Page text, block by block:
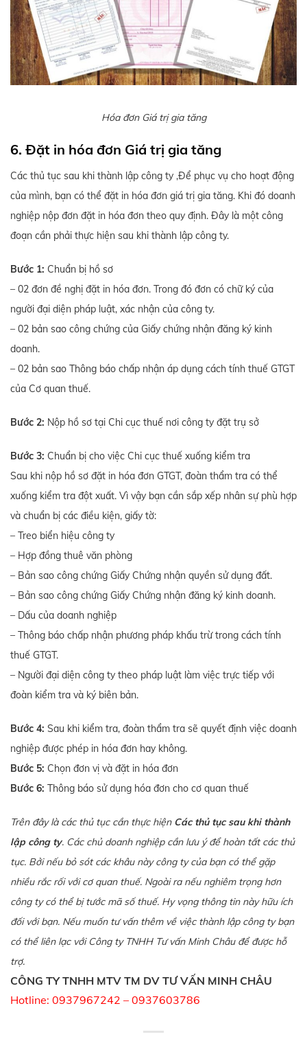
Hóa đơn Giá trị gia tăng
6. Đặt in hóa đơn Giá trị gia tăng
Các thủ tục sau khi thành lập công ty ,Để phục vụ cho hoạt động
của mình, bạn có thể đặt in hóa đơn giá trị gia tăng. Khi đó doanh
nghiệp nộp đơn đặt in hóa đơn theo quy định. Đây là một công
đoạn cần phải thực hiện sau khi thành lập công ty.
Bước 1: Chuẩn bị hồ sơ
– 02 đơn đề nghị đặt in hóa đơn. Trong đó đơn có chữ ký của
người đại diện pháp luật, xác nhận của công ty.
– 02 bản sao công chứng của Giấy chứng nhận đăng ký kinh
doanh.
– 02 bản sao Thông báo chấp nhận áp dụng cách tính thuế GTGT
của Cơ quan thuế.
Bước 2: Nộp hồ sơ tại Chi cục thuế nơi công ty đặt trụ sở
Bước 3: Chuẩn bị cho việc Chi cục thuế xuống kiểm tra
Sau khi nộp hồ sơ đặt in hóa đơn GTGT, đoàn thẩm tra có thể
xuống kiểm tra đột xuất. Vì vậy bạn cần sắp xếp nhân sự phù hợp
và chuẩn bị các điều kiện, giấy tờ:
– Treo biển hiệu công ty
– Hợp đồng thuê văn phòng
– Bản sao công chứng Giấy Chứng nhận quyền sử dụng đất.
– Bản sao công chứng Giấy Chứng nhận đăng ký kinh doanh.
– Dấu của doanh nghiệp
– Thông báo chấp nhận phương pháp khấu trừ trong cách tính
thuế GTGT.
– Người đại diện công ty theo pháp luật làm việc trực tiếp với
đoàn kiểm tra và ký biên bản.
Bước 4: Sau khi kiểm tra, đoàn thẩm tra sẽ quyết định việc doanh
nghiệp được phép in hóa đơn hay không.
Bước 5: Chọn đơn vị và đặt in hóa đơn
Bước 6: Thông báo sử dụng hóa đơn cho cơ quan thuế
Trên đây là các thủ tục cần thực hiện Các thủ tục sau khi thành
lập công ty. Các chủ doanh nghiệp cần lưu ý để hoàn tất các thủ
tục. Bởi nếu bỏ sót các khâu này công ty của bạn có thể gặp
nhiều rắc rối với cơ quan thuế. Ngoài ra nếu nghiêm trọng hơn
công ty có thể bị tước mã số thuế. Hy vọng thông tin này hữu ích
đối với bạn. Nếu muốn tư vấn thêm về việc thành lập công ty bạn
có thể liên lạc với Công ty TNHH Tư vấn Minh Châu để được hỗ
trợ.
CÔNG TY TNHH MTV TM DV TƯ VẤN MINH CHÂU
Hotline: 0937967242 – 0937603786